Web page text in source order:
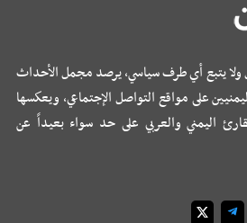
ولا يتبع أي طرف سياسي، يرصد مجمل الأحداث
على مواقع التواصل الإجتماعي، ويعكسها
اليمني والعربي على حد سواء بعيداً عن